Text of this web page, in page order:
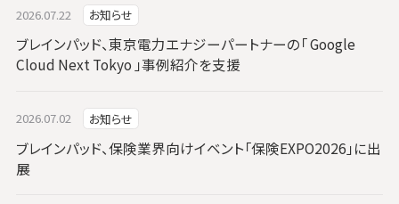
2026.07.22 お知らせ
ブレインパッド、東京電力エナジーパートナーの「 Google
Cloud Next Tokyo 」事例紹介を支援
2026.07.02 お知らせ
ブレインパッド、保険業界向けイベント「保険EXPO2026」に出
展